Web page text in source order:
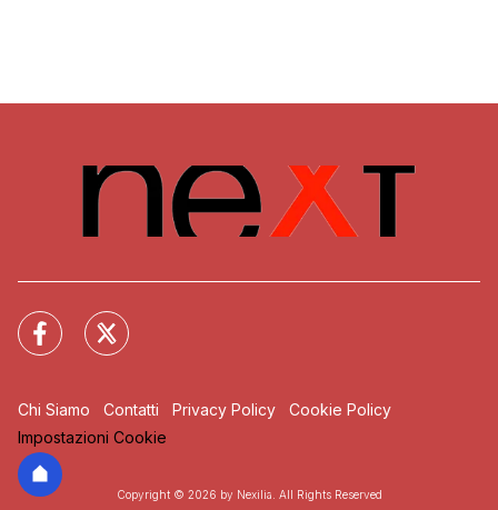
Chi Siamo Contatti Privacy Policy
Cookie Policy
Impostazioni Cookie
Copyright © 2026 by Nexilia. All Rights Reserved